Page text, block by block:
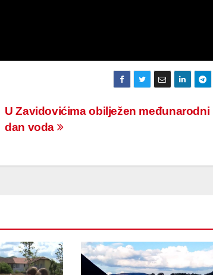
U Zavidovićima obilježen međunarodni
dan voda